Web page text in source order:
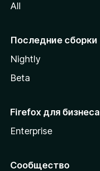
i
l
All
Последние сборки
Nightly
Beta
Firefox для бизнеса
Enterprise
Сообщество